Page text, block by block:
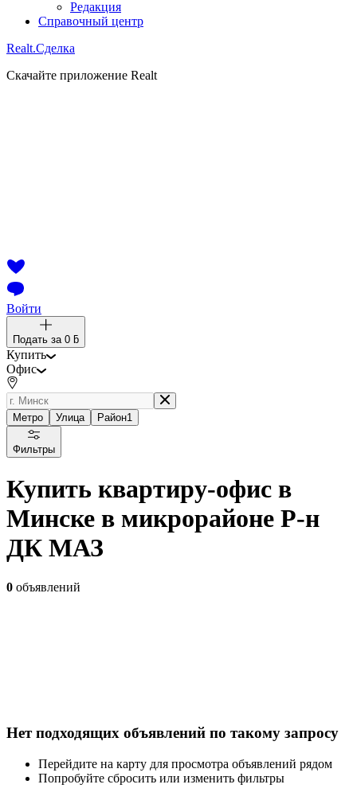
Редакция
Справочный центр
Realt.Сделка
Скачайте приложение Realt
Войти
Подать за 0 ƃ
Купить
Офис
Метро Улица Район1
Фильтры
Купить квартиру-офис в
Минске в микрорайоне Р-н
ДК МАЗ
0 объявлений
Нет подходящих объявлений по такому запросу
Перейдите на карту для просмотра объявлений рядом
Попробуйте сбросить или изменить фильтры